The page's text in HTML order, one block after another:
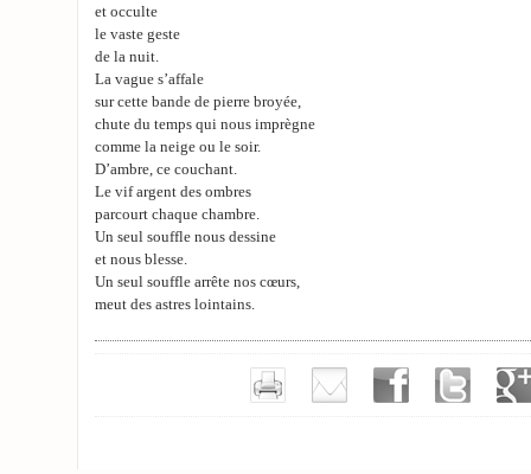
et occulte
le vaste geste
de la nuit.
La vague s’affale
sur cette bande de pierre broyée,
chute du temps qui nous imprègne
comme la neige ou le soir.
D’ambre, ce couchant.
Le vif argent des ombres
parcourt chaque chambre.
Un seul souffle nous dessine
et nous blesse.
Un seul souffle arrête nos cœurs,
meut des astres lointains.